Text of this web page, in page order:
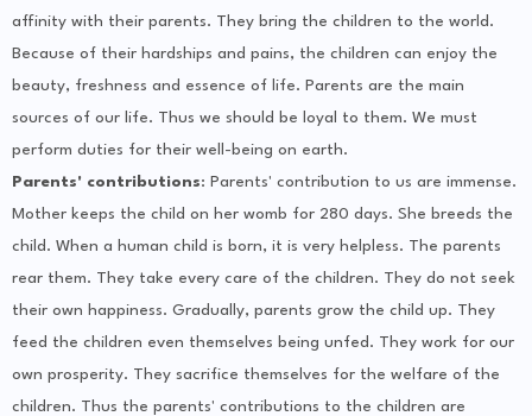
affinity with their parents. They bring the children to the world.
Because of their hardships and pains, the children can enjoy the
beauty, freshness and essence of life. Parents are the main
sources of our life. Thus we should be loyal to them. We must
perform duties for their well-being on earth.
Parents' contributions: Parents' contribution to us are immense.
Mother keeps the child on her womb for 280 days. She breeds the
child. When a human child is born, it is very helpless. The parents
rear them. They take every care of the children. They do not seek
their own happiness. Gradually, parents grow the child up. They
feed the children even themselves being unfed. They work for our
own prosperity. They sacrifice themselves for the welfare of the
children. Thus the parents' contributions to the children are